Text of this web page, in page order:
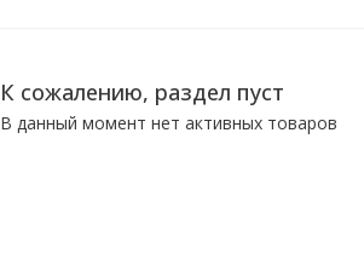
К сожалению, раздел пуст
В данный момент нет активных товаров